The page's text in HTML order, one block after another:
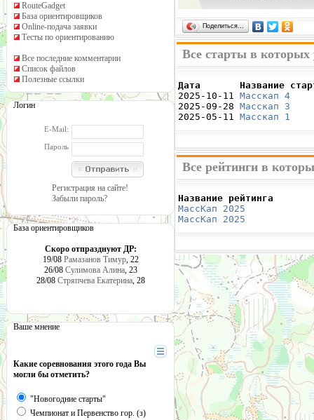
RouteGadget
База ориентировщиков
Online-подача заявки
Тесты по ориентированию
Все последние комментарии
Список файлов
Полезные ссылки
Логин
E-Mail:
Пароль
Регистрация на сайте!
Забыли пароль?
База ориентировщиков
Скоро отпразднуют ДР:
19/08 Рамазанов Тимур, 22
26/08 Сулимова Алина, 23
28/08 Стряпчева Екатерина, 28
Ваше мнение
Какие соревнования этого года Вы
могли бы отметить?
"Новогодние старты"
Чемпионат и Первенство гор. (з)
Поделиться…
Все старты в которых
Дата       Название
2025-10-11 Масскап 4
2025-09-28 Масскап 3
2025-05-11 Масскап 1
Все рейтинги в
Название рейтинга
МассКап 2025
МассКап 2025